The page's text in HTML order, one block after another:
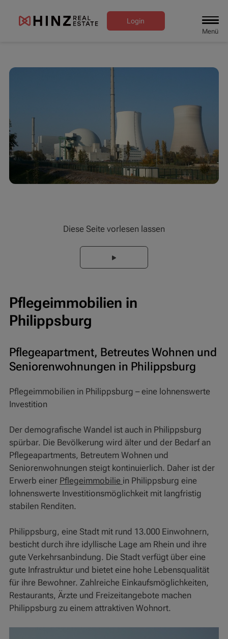
Login
Diese Seite vorlesen lassen
Pflegeimmobilien in
Philippsburg
Pflegeapartment, Betreutes Wohnen und
Seniorenwohnungen in Philippsburg
Pflegeimmobilien in Philippsburg – eine lohnenswerte
Investition
Der demografische Wandel ist auch in Philippsburg
spürbar. Die Bevölkerung wird älter und der Bedarf an
Pflegeapartments, Betreutem Wohnen und
Seniorenwohnungen steigt kontinuierlich. Daher ist der
Erwerb einer Pflegeimmobilie in Philippsburg eine
lohnenswerte Investitionsmöglichkeit mit langfristig
stabilen Renditen.
Philippsburg, eine Stadt mit rund 13.000 Einwohnern,
besticht durch ihre idyllische Lage am Rhein und ihre
gute Verkehrsanbindung. Die Stadt verfügt über eine
gute Infrastruktur und bietet eine hohe Lebensqualität
für ihre Bewohner. Zahlreiche Einkaufsmöglichkeiten,
Restaurants, Ärzte und Freizeitangebote machen
Philippsburg zu einem attraktiven Wohnort.